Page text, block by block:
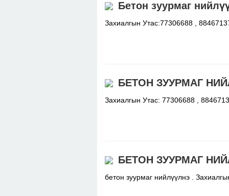
Бетон зуурмаг
Захиалгын Утас:77306688 ,
БЕТОН ЗУУРМАГ
Захиалгын Утас: 77306688 ,
БЕТОН ЗУУРМАГ
бетон зуурмаг нийлүүлнэ .